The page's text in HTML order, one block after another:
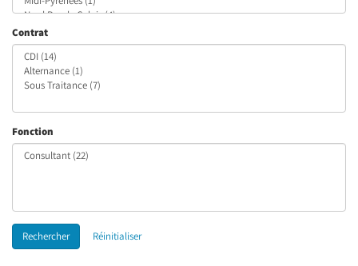
Contrat
Fonction
Rechercher Réinitialiser